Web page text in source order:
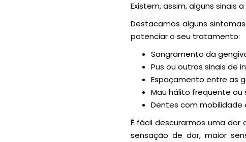
Existem, assim, alguns
Destacamos alguns
potenciar o seu tratamento:
Sangramento da
Pus ou outros sinais de
Espaçamento entre as
Mau hálito frequente ou
Dentes com mobilidade
É fácil descurarmos uma
sensação de dor, maior